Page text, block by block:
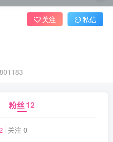
关注 私信
粉丝12
关注 0